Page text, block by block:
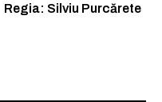
Regia: Silviu Purcărete